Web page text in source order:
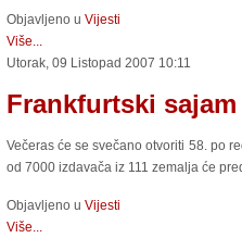
Objavljeno u Vijesti
Više...
Utorak, 09 Listopad 2007 10:11
Frankfurtski
Večeras će se svečano otvoriti 58. po
od 7000 izdavača iz 111 zemalja će
Objavljeno u Vijesti
Više...